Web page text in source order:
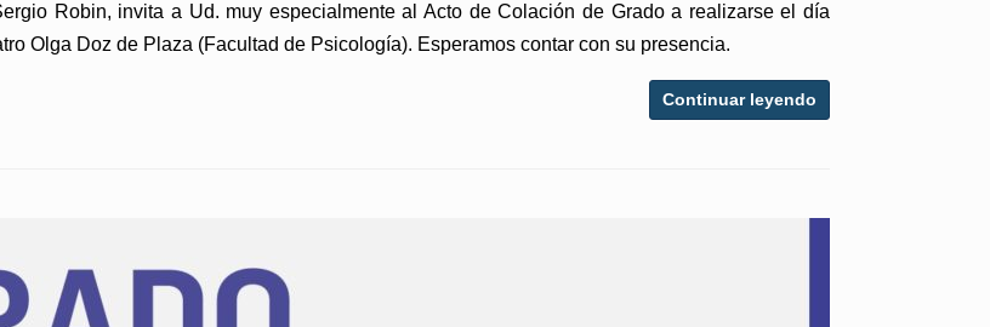
Robin, invita a Ud. muy especialmente al Acto de Colación de Grado a realizarse el día
Olga Doz de Plaza (Facultad de Psicología). Esperamos contar con su presencia.
Continuar leyendo